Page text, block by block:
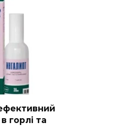
горлі та